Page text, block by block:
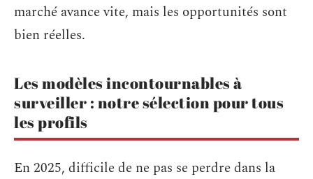
marché avance vite, mais les opportunités sont
bien réelles.
Les modèles incontournables à
surveiller : notre sélection pour tous
les profils
En 2025, difficile de ne pas se perdre dans la